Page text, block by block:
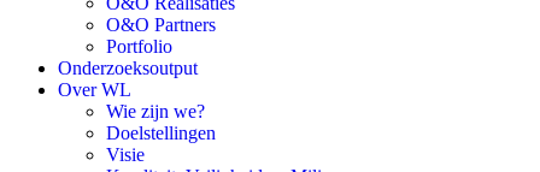
O&O Partners
Portfolio
Onderzoeksoutput
Over WL
Wie zijn we?
Doelstellingen
Visie